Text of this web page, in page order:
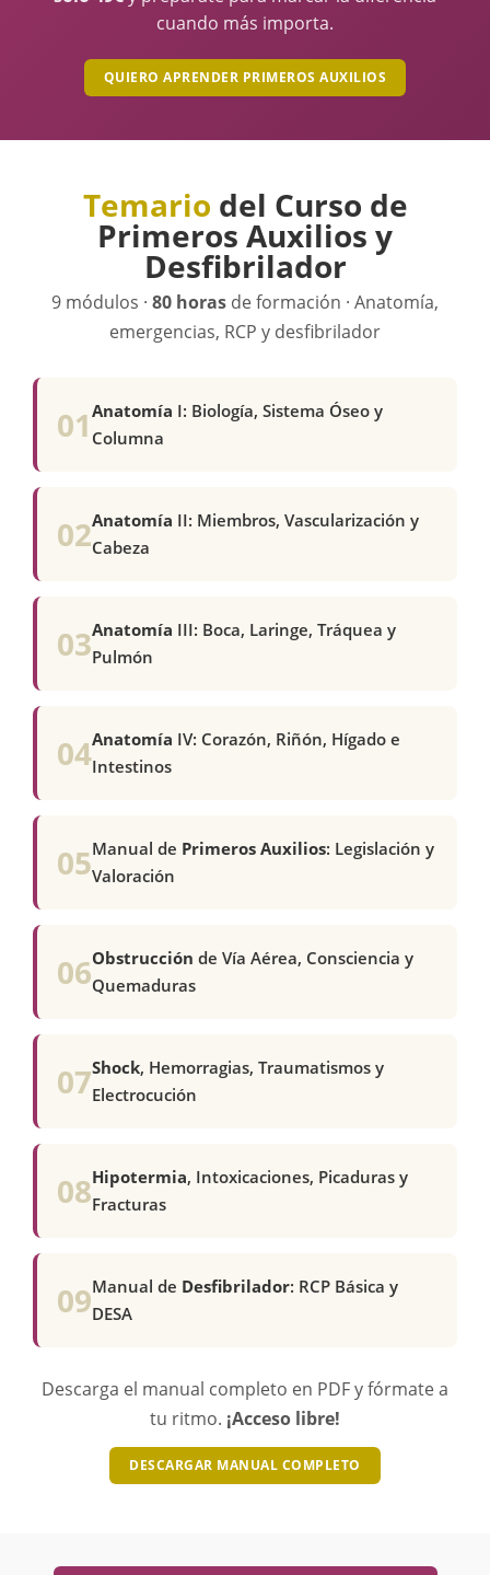
cuando más importa.
QUIERO APRENDER PRIMEROS AUXILIOS
Temario del Curso de
Primeros Auxilios y
Desfibrilador
9 módulos · 80 horas de formación · Anatomía,
emergencias, RCP y desfibrilador
01 Anatomía I: Biología, Sistema Óseo y
Columna
02Anatomía II: Miembros, Vascularización y
Cabeza
03Anatomía III: Boca, Laringe, Tráquea y
Pulmón
04Anatomía IV: Corazón, Riñón, Hígado e
Intestinos
05Manual de Primeros Auxilios: Legislación y
Valoración
06Obstrucción de Vía Aérea, Consciencia y
Quemaduras
07Shock, Hemorragias, Traumatismos y
Electrocución
08Hipotermia, Intoxicaciones, Picaduras y
Fracturas
09Manual de Desfibrilador: RCP Básica y
DESA
Descarga el manual completo en PDF y fórmate a
tu ritmo. ¡Acceso libre!
DESCARGAR MANUAL COMPLETO